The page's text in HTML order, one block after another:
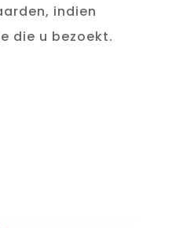
indien
die u bezoekt.